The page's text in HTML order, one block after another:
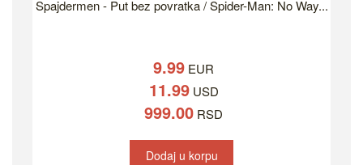
Spajdermen - Put bez povratka / Spider-Man: No Way...
9.99 EUR
11.99USD
999.00 RSD
Dodaj u korpu